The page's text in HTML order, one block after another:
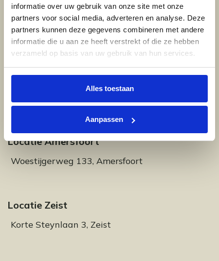
informatie over uw gebruik van onze site met onze
partners voor social media, adverteren en analyse. Deze
partners kunnen deze gegevens combineren met andere
informatie die u aan ze heeft verstrekt of die ze hebben
verzameld op basis van uw gebruik van hun services.
Alles toestaan
Aanpassen
Behoefte aan vrijblijvend advies, inspiratie
opdoen of uw nieuwe vloer willen bekijken?
Kom dan langs in 1 van onze showrooms in
Amersfoort of Zeist.
Locatie Amersfoort
Woestijgerweg 133, Amersfoort
Locatie Zeist
Korte Steynlaan 3, Zeist